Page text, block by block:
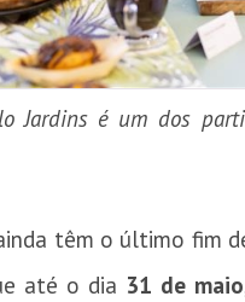
Jardins é um dos
têm o último fim
até o dia 31 de maio